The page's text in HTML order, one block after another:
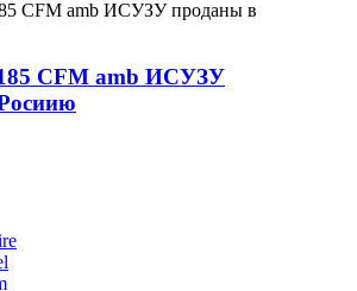
CFM amb ИСУЗУ